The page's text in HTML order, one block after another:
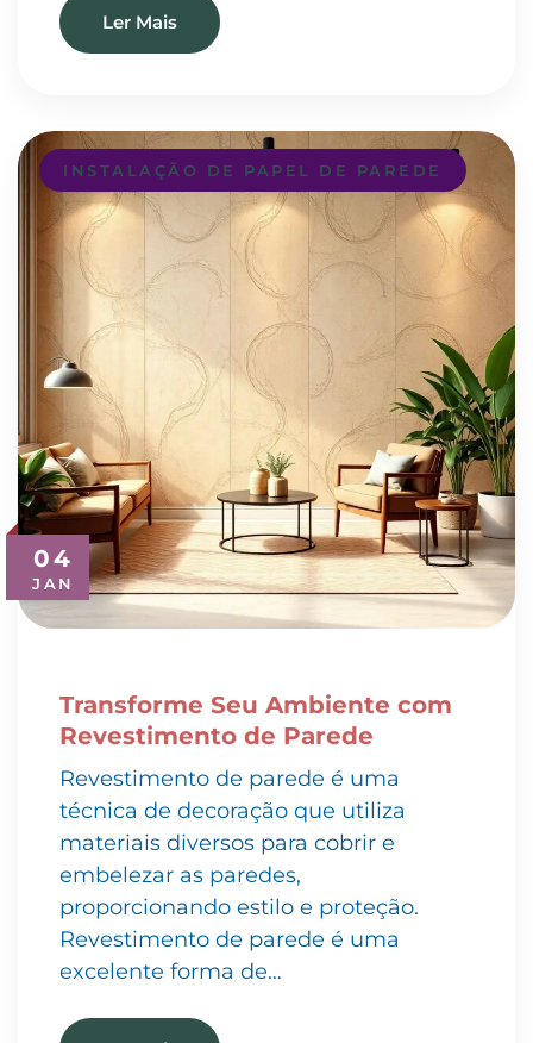
Ler Mais
04
JAN
INSTALAÇÃO DE PAPEL DE PAREDE
Transforme Seu Ambiente com
Revestimento de Parede
Revestimento de parede é uma
técnica de decoração que utiliza
materiais diversos para cobrir e
embelezar as paredes,
proporcionando estilo e proteção.
Revestimento de parede é uma
excelente forma de…